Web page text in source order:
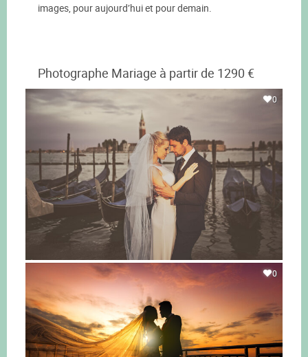
images, pour aujourd’hui et pour demain.
Photographe Mariage à partir de 1290 €
0
0